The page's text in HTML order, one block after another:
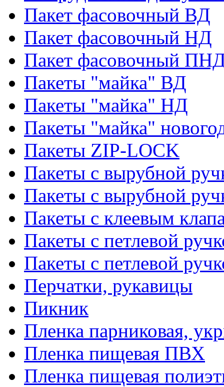
Пакет фасовочный ВД
Пакет фасовочный НД
Пакет фасовочный
Пакеты "майка" ВД
Пакеты "майка" НД
Пакеты "майка"
Пакеты ZIP-LOCK
Пакеты с вырубной
Пакеты с вырубной
Пакеты с клеевым
Пакеты с петлевой
Пакеты с петлевой
Перчатки, рукавицы
Пикник
Пленка парниковая,
Пленка пищевая ПВХ
Пленка пищевая